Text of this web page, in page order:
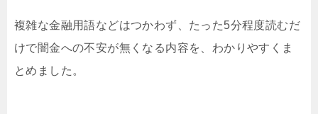
複雑な金融用語などはつかわず、たった5分程度読むだ
けで闇金への不安が無くなる内容を、わかりやすくま
とめました。